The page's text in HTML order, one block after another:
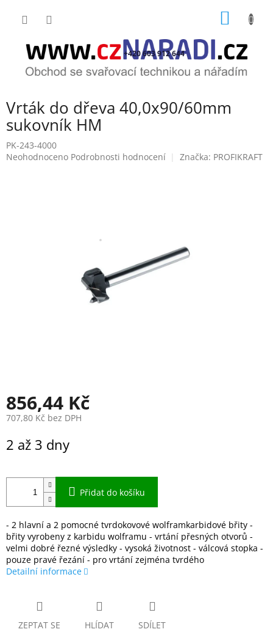
+420 603 912 644
Vrták do dřeva 40,0x90/60mm
sukovník HM
PK-243-4000
Průměrné
Neohodnoceno Podrobnosti hodnocení Značka: PROFIKRAFT
856,44 Kč
707,80 Kč bez DPH
cena:
2 až 3 dny
Přidat do košíku
- 2 hlavní a 2 pomocné tvrdokovové wolframkarbidové břity -
břity vyrobeny z karbidu wolframu - vrtání přesných otvorů -
velmi dobré řezné výsledky - vysoká životnost - válcová stopka -
pouze pravé řezání - pro vrtání zejména tvrdého
Detailní informace
ZEPTAT SE HLÍDAT SDÍLET